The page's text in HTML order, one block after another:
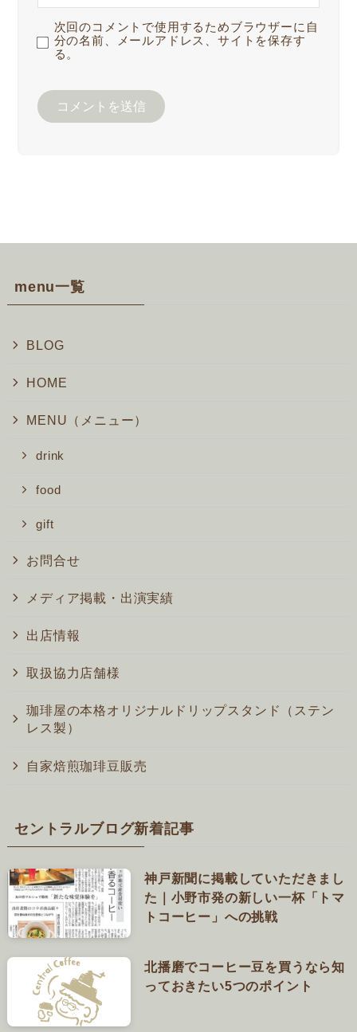
次回のコメントで使用するためブラウザーに自
分の名前、メールアドレス、サイトを保存す
る。
menu一覧
BLOG
HOME
MENU（メニュー）
drink
food
gift
お問合せ
メディア掲載・出演実績
出店情報
取扱協力店舗様
珈琲屋の本格オリジナルドリップスタンド（ステン
レス製）
自家焙煎珈琲豆販売
セントラルブログ新着記事
神戸新聞に掲載していただきまし
た｜小野市発の新しい一杯「トマ
トコーヒー」への挑戦
北播磨でコーヒー豆を買うなら知
っておきたい5つのポイント